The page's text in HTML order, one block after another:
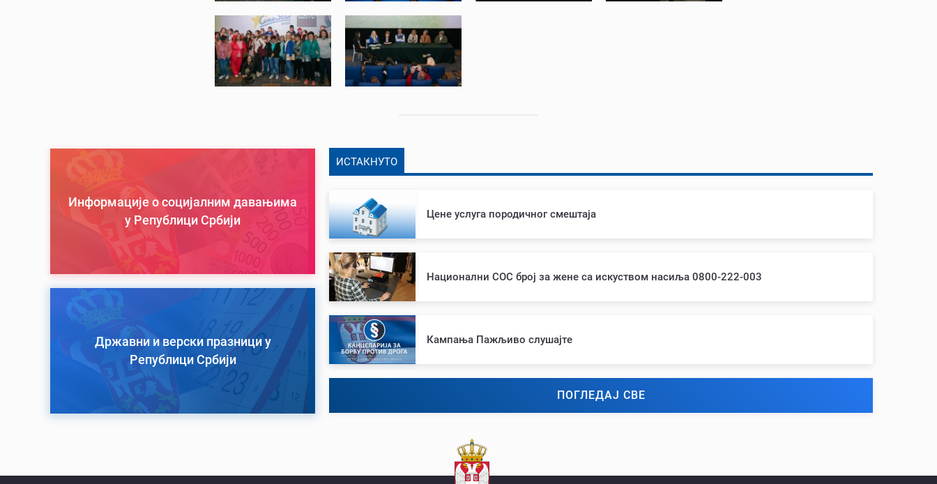
Информације о социјалним давањима
у Републици Србији
Државни и верски празници у
Републици Србији
ИСТАКНУТО
Цене услуга породичног смештаја
Национални СОС број за жене са искуством насиља 0800-222-003
Кампања Пажљиво слушајте
ПОГЛЕДАЈ СВЕ